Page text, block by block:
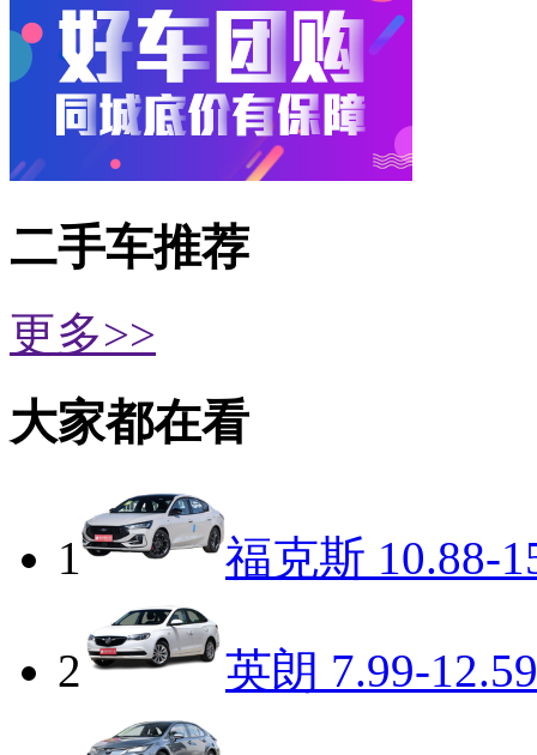
二手车推荐
更多>>
大家都在看
1 福克斯 10.88-
2 英朗 7.99-